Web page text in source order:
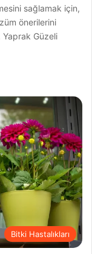
sağlamak için,
önerilerini
Yaprak Güzeli
Bitki Hastalıkları